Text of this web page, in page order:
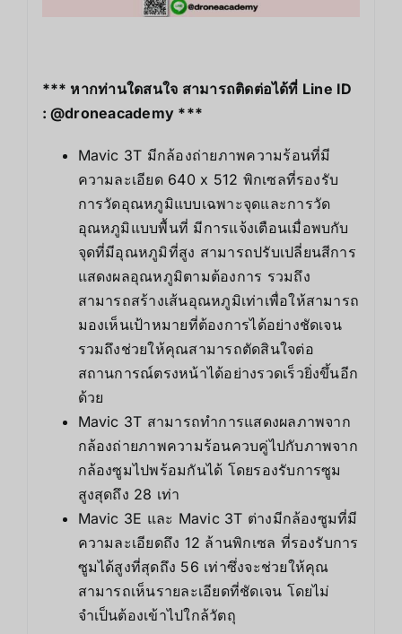
*** หากท่านใดสนใจ สามารถติดต่อได้ที่ Line ID
: @droneacademy ***
Mavic 3T มีกล้องถ่ายภาพความร้อนที่มี
ความละเอียด 640 x 512 พิกเซลที่รองรับ
การวัดอุณหภูมิแบบเฉพาะจุดและการวัด
อุณหภูมิแบบพื้นที่ มีการแจ้งเตือนเมื่อพบกับ
จุดที่มีอุณหภูมิที่สูง สามารถปรับเปลี่ยนสีการ
แสดงผลอุณหภูมิตามต้องการ รวมถึง
สามารถสร้างเส้นอุณหภูมิเท่าเพื่อให้สามารถ
มองเห็นเป้าหมายที่ต้องการได้อย่างชัดเจน
รวมถึงช่วยให้คุณสามารถตัดสินใจต่อ
สถานการณ์ตรงหน้าได้อย่างรวดเร็วยิ่งขึ้นอีก
ด้วย
Mavic 3T สามารถทำการแสดงผลภาพจาก
กล้องถ่ายภาพความร้อนควบคู่ไปกับภาพจาก
กล้องซูมไปพร้อมกันได้ โดยรองรับการซูม
สูงสุดถึง 28 เท่า
Mavic 3E และ Mavic 3T ต่างมีกล้องซูมที่มี
ความละเอียดถึง 12 ล้านพิกเซล ที่รองรับการ
ซูมได้สูงที่สุดถึง 56 เท่าซึ่งจะช่วยให้คุณ
สามารถเห็นรายละเอียดที่ชัดเจน โดยไม่
จำเป็นต้องเข้าไปใกล้วัตถุ